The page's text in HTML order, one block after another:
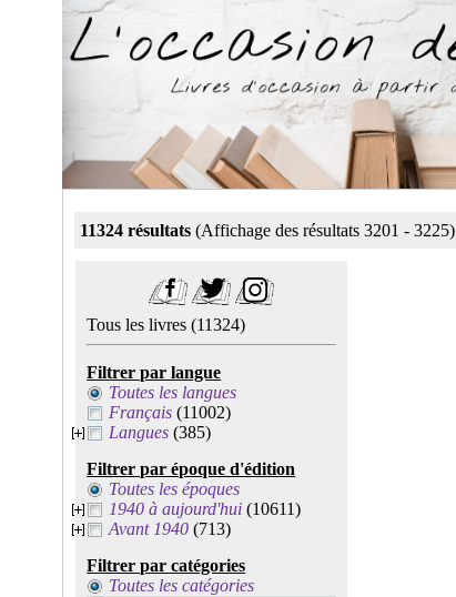
11324 résultats (Affichage des résultats 3201 - 3225)
Tous les livres(11324)
Filtrer par langue
Toutes les langues
Français (11002)
Langues (385)
Filtrer par époque d'édition
Toutes les époques
1940 à aujourd'hui (10611)
Avant 1940 (713)
Filtrer par catégories
Toutes les catégories